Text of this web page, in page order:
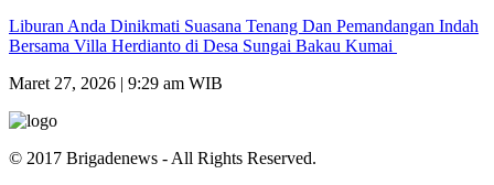
Liburan Anda Dinikmati Suasana Tenang Dan Pemandangan Indah
Bersama Villa Herdianto di Desa Sungai Bakau Kumai
Maret 27, 2026 | 9:29 am WIB
© 2017 Brigadenews - All Rights Reserved.